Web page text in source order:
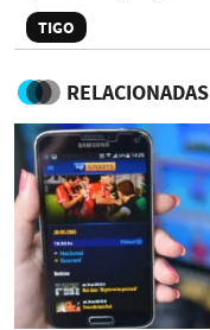
TIGO
RELACIONADAS